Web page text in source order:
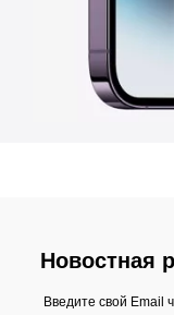
Новостная
Введите свой Email